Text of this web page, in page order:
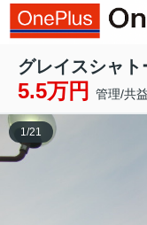
グレイスシャト
5.5万円 管理/共
1/21